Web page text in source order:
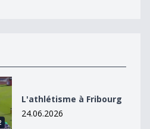
L'athlétisme à Fribourg
24.06.2026